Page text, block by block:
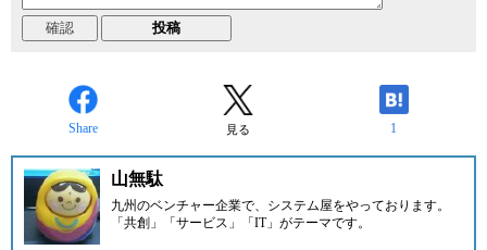
Share 見る 1
山無駄
九州のベンチャー企業で、システム屋をやっております。
「共創」「サービス」「IT」がテーマです。